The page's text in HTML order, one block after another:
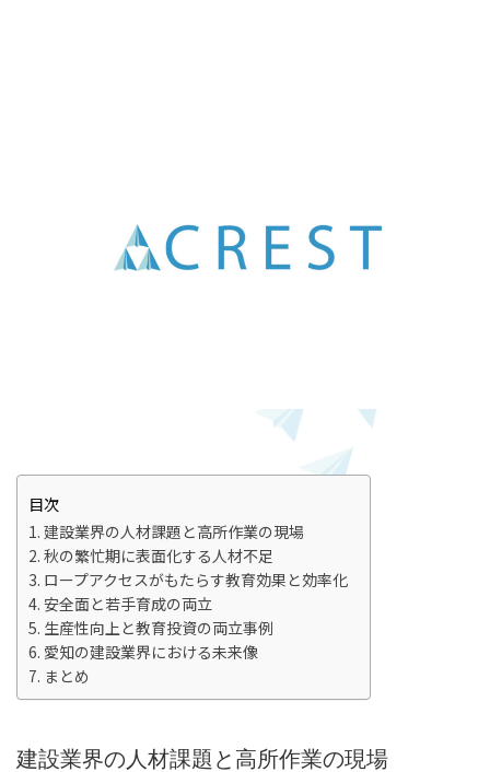
目次
建設業界の人材課題と高所作業の現場
秋の繁忙期に表面化する人材不足
ロープアクセスがもたらす教育効果と効率化
安全面と若手育成の両立
生産性向上と教育投資の両立事例
愛知の建設業界における未来像
まとめ
建設業界の人材課題と高所作業の現場